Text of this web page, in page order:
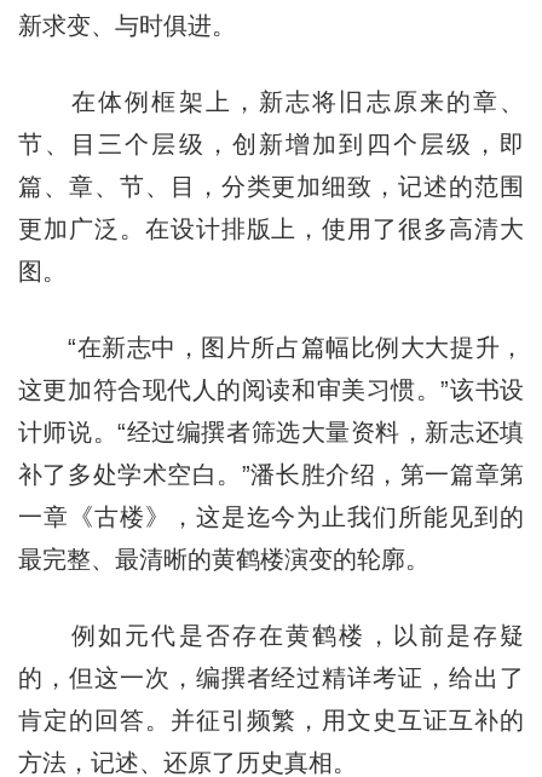
新求变、与时俱进。
在体例框架上，新志将旧志原来的章、
节、目三个层级，创新增加到四个层级，即
篇、章、节、目，分类更加细致，记述的范围
更加广泛。在设计排版上，使用了很多高清大
图。
“在新志中，图片所占篇幅比例大大提升，
这更加符合现代人的阅读和审美习惯。”该书设
计师说。“经过编撰者筛选大量资料，新志还填
补了多处学术空白。”潘长胜介绍，第一篇章第
一章《古楼》，这是迄今为止我们所能见到的
最完整、最清晰的黄鹤楼演变的轮廓。
例如元代是否存在黄鹤楼，以前是存疑
的，但这一次，编撰者经过精详考证，给出了
肯定的回答。并征引频繁，用文史互证互补的
方法，记述、还原了历史真相。